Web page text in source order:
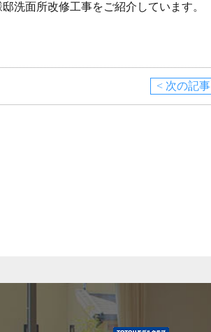
洗面所改修工事をご紹介しています。
< 次の記事